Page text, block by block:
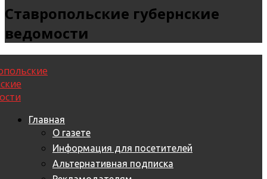
Ставропольские губернские
ведомости
Главная
О газете
Информация для посетителей
Альтернативная подписка